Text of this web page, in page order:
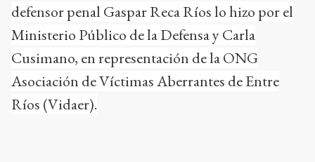
defensor penal Gaspar Reca Ríos lo hizo por el
Ministerio Público de la Defensa y Carla
Cusimano, en representación de la ONG
Asociación de Víctimas Aberrantes de Entre
Ríos (Vidaer).